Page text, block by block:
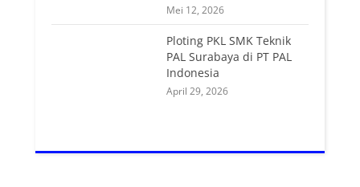
Mei 12, 2026
Ploting PKL SMK Teknik
PAL Surabaya di PT PAL
Indonesia
April 29, 2026